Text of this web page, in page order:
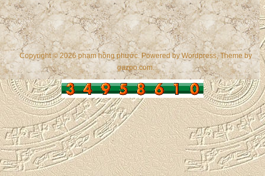
Copyright © 2026 phạm hồng phước. Powered byWordpress, Theme by
gazpo.com.